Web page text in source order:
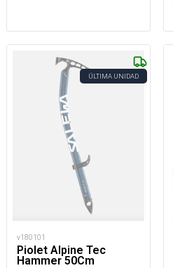
ÚLTIMA UNIDAD
v180101
Piolet Alpine Tec
Hammer 50Cm